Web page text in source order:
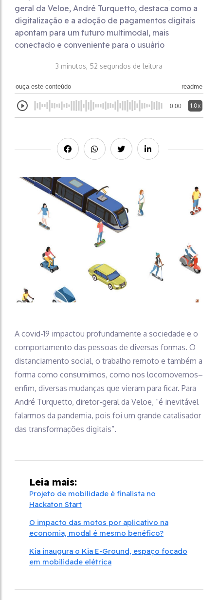
geral da Veloe, André Turquetto, destaca como a
digitalização e a adoção de pagamentos digitais
apontam para um futuro multimodal, mais
conectado e conveniente para o usuário
3 minutos, 52 segundos de leitura
ouça este conteúdo readme
0:00 1.0x
A covid-19 impactou profundamente a sociedade e o
comportamento das pessoas de diversas formas. O
distanciamento social, o trabalho remoto e também a
forma como consumimos, como nos locomovemos–
enfim, diversas mudanças que vieram para ficar. Para
André Turquetto, diretor-geral da Veloe, “é inevitável
falarmos da pandemia, pois foi um grande catalisador
das transformações digitais”.
Leia mais:
Projeto de mobilidade é finalista no
Hackaton Start
O impacto das motos por aplicativo na
economia, modal é mesmo benéfico?
Kia inaugura o Kia E-Ground, espaço focado
em mobilidade elétrica